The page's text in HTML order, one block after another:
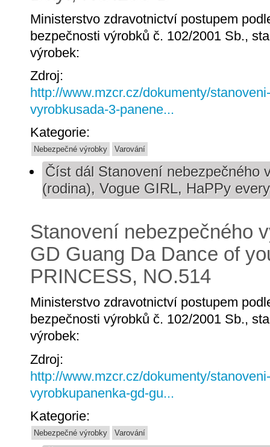
Ministerstvo zdravotnictví postupem
bezpečnosti výrobků č. 102/2001 Sb.,
výrobek:
Zdroj:
http://www.mzcr.cz/dokumenty/
vyrobkusada-3-panene...
Kategorie:
Nebezpečné výrobky Varování
Číst dál Stanovení nebezpečného
(rodina), Vogue GIRL, HaPPy
Stanovení nebezpečného
GD Guang Da Dance of
PRINCESS, NO.514
Ministerstvo zdravotnictví postupem
bezpečnosti výrobků č. 102/2001 Sb.,
výrobek:
Zdroj:
http://www.mzcr.cz/dokumenty/
vyrobkupanenka-gd-gu...
Kategorie:
Nebezpečné výrobky Varování